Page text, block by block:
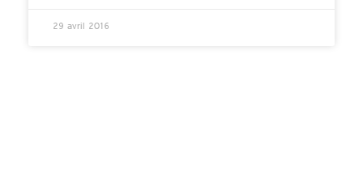
29 avril 2016